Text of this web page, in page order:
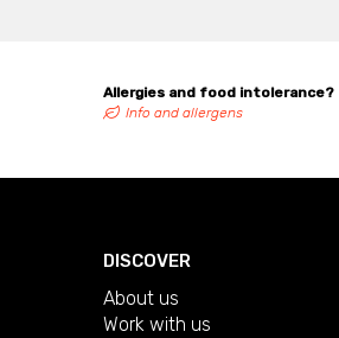
Allergies and food intolerance?
Info and allergens
DISCOVER
About us
Work with us